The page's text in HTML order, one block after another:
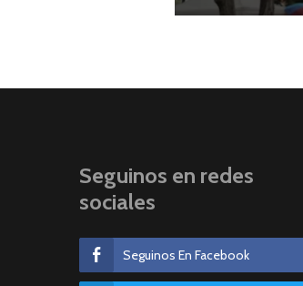
Seguinos en redes
sociales
Seguinos En Facebook